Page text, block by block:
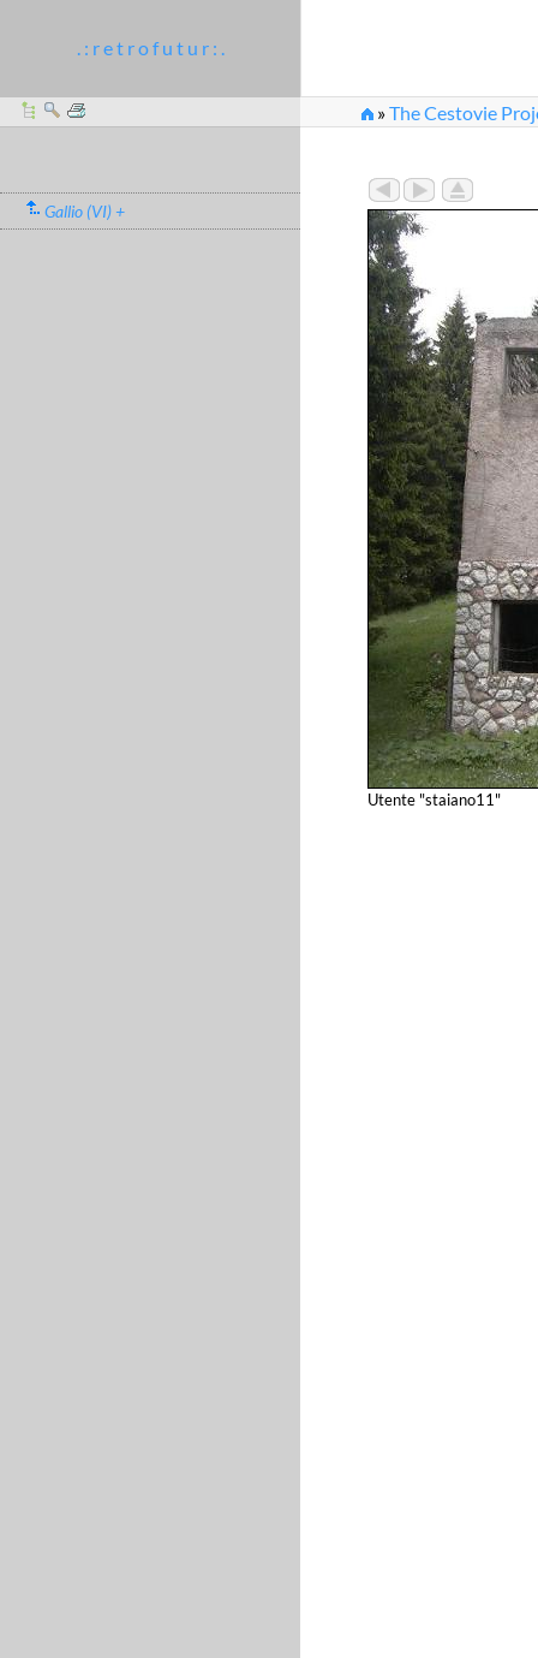
. : r e t r o f u t u r : .
»The Cestovie
Gallio (VI) +
Utente "staiano11"